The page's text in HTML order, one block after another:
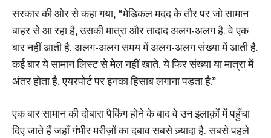
सरकार की ओर से कहा गया, “मेडिकल मदद के तौर पर जो सामान
बाहर से आ रहा है, उसकी मात्रा और तादाद अलग-अलग है. वे एक
बार नहीं आती है. अलग-अलग समय में अलग-अलग संख्या में आती है.
कई बार ये सामान लिस्ट से मेल नहीं खाते. ये फिर संख्या या मात्रा में
अंतर होता है. एयरपोर्ट पर इनका हिसाब लगाना पड़ता है.”
एक बार सामान की दोबारा पैकिंग होने के बाद वे उन इलाक़ों में पहुँचा
दिए जाते हैं जहाँ गंभीर मरीज़ों का दबाव सबसे ज़्यादा है. सबसे पहले